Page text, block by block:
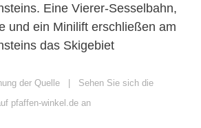
Eine Vierer-Sesselbahn,
und ein Minilift erschließen am
das Skigebiet
der Quelle | Sehen Sie sich die
pfaffen-winkel.de an